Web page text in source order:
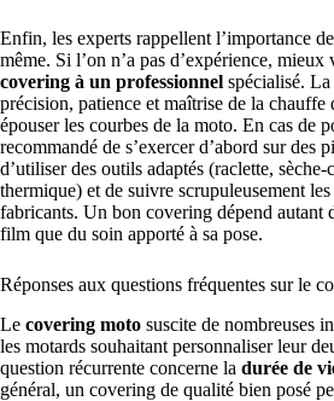
Enfin, les experts rappellent l’importance
même. Si l’on n’a pas d’expérience, mieux
covering à un professionnel spécialisé.
précision, patience et maîtrise de la
épouser les courbes de la moto. En cas de
recommandé de s’exercer d’abord sur des
d’utiliser des outils adaptés (raclette,
thermique) et de suivre scrupuleusement
fabricants. Un bon covering dépend autant
film que du soin apporté à sa pose.
Réponses aux questions fréquentes sur le
Le covering moto suscite de nombreuses
les motards souhaitant personnaliser leur
question récurrente concerne la durée de
général, un covering de qualité bien posé